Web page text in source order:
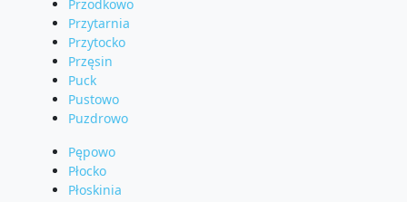
Przodkowo
Przytarnia
Przytocko
Przęsin
Puck
Pustowo
Puzdrowo
Pępowo
Płocko
Płoskinia